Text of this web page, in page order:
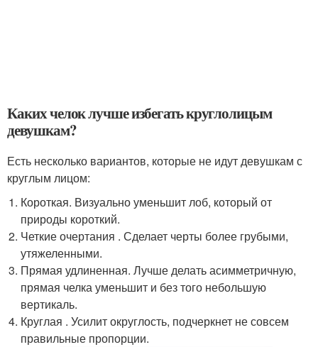
Каких челок лучше избегать круглолицым
девушкам?
Есть несколько вариантов, которые не идут девушкам с
круглым лицом:
Короткая. Визуально уменьшит лоб, который от
природы короткий.
Четкие очертания . Сделает черты более грубыми,
утяжеленными.
Прямая удлиненная. Лучше делать асимметричную,
прямая челка уменьшит и без того небольшую
вертикаль.
Круглая . Усилит округлость, подчеркнет не совсем
правильные пропорции.